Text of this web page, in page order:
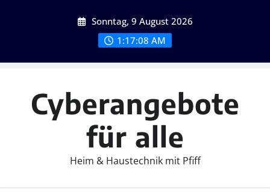
Sonntag, 9 August 2026
1:17:10 AM
Cyberangebote
für alle
Heim & Haustechnik mit Pfiff